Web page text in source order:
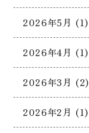
2026年5月 (1)
2026年4月 (1)
2026年3月 (2)
2026年2月 (1)